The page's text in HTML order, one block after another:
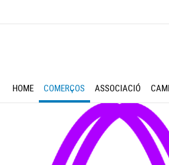
HOME COMERÇOS ASSOCIACIÓ